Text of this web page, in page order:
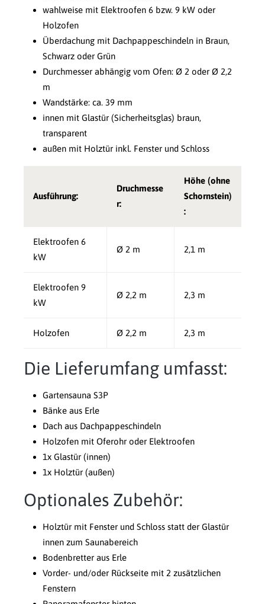
wahlweise mit Elektroofen 6 bzw. 9 kW oder
Holzofen
Überdachung mit Dachpappeschindeln in Braun,
Schwarz oder Grün
Durchmesser abhängig vom Ofen: Ø 2 oder Ø 2,2
m
Wandstärke: ca. 39 mm
innen mit Glastür (Sicherheitsglas) braun,
transparent
außen mit Holztür inkl. Fenster und Schloss
Ausführung:
Druchmesse
r:
Höhe (ohne
Schornstein)
:
Elektroofen 6
kW
Ø 2 m 2,1 m
Elektroofen 9
kW
Ø 2,2 m 2,3 m
Holzofen Ø 2,2 m 2,3 m
Die Lieferumfang umfasst:
Gartensauna S3P
Bänke aus Erle
Dach aus Dachpappeschindeln
Holzofen mit Oferohr oder Elektroofen
1x Glastür (innen)
1x Holztür (außen)
Optionales Zubehör:
Holztür mit Fenster und Schloss statt der Glastür
innen zum Saunabereich
Bodenbretter aus Erle
Vorder- und/oder Rückseite mit 2 zusätzlichen
Fenstern